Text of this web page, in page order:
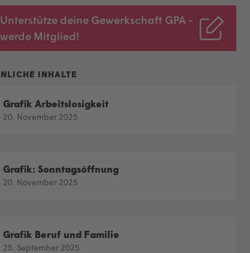
Unterstütze deine Gewerkschaft GPA -
werde Mitglied!
Grafik Arbeitslosigkeit
20. November 2025
Grafik: Sonntagsöffnung
20. November 2025
Grafik Beruf und Familie
25. September 2025